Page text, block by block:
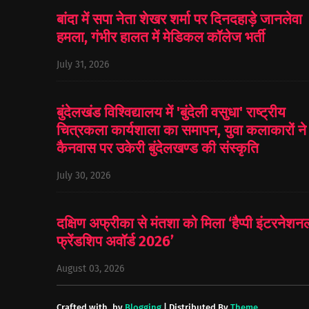
बांदा में सपा नेता शेखर शर्मा पर दिनदहाड़े जानलेवा
हमला, गंभीर हालत में मेडिकल कॉलेज भर्ती
July 31, 2026
बुंदेलखंड विश्विद्यालय में 'बुंदेली वसुधा' राष्ट्रीय
चित्रकला कार्यशाला का समापन, युवा कलाकारों ने
कैनवास पर उकेरी बुंदेलखण्ड की संस्कृति
July 30, 2026
दक्षिण अफ्रीका से मंतशा को मिला ‘हैप्पी
फ्रेंडशिप अवॉर्ड 2026’
August 03, 2026